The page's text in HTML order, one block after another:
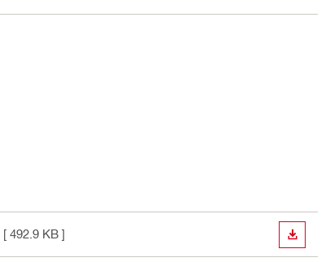
[ 492.9 KB ]